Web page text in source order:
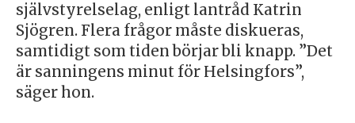
självstyrelselag, enligt lantråd Katrin
Sjögren. Flera frågor måste diskueras,
samtidigt som tiden börjar bli knapp. ”Det
är sanningens minut för Helsingfors”,
säger hon.